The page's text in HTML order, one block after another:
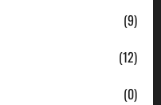
(9)
(12)
(0)